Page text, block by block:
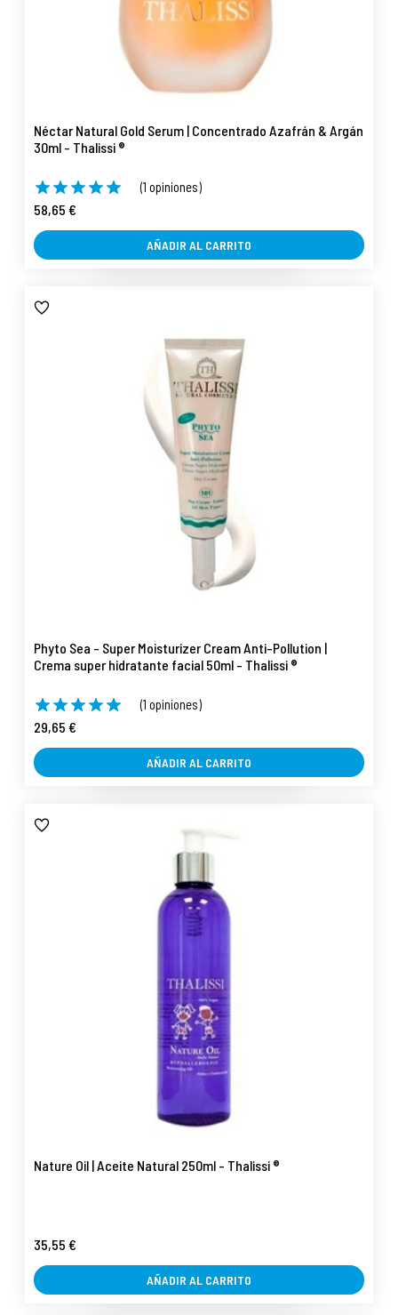
Néctar Natural Gold Serum | Concentrado Azafrán & Argán
30ml - Thalissi ®
(1 opiniones)
58,65 €
AÑADIR AL CARRITO
Phyto Sea - Super Moisturizer Cream Anti-Pollution |
Crema super hidratante facial 50ml - Thalissi ®
(1 opiniones)
29,65 €
AÑADIR AL CARRITO
Nature Oil | Aceite Natural 250ml - Thalissi ®
35,55 €
AÑADIR AL CARRITO